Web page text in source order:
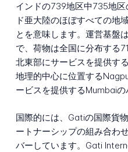
インドの739地区中735地
ド亜大陸のほぼすべての地
とを意味します。運営基盤
で、荷物は全国に分布する
北東部にサービスを提供す
地理的中心に位置する
ービスを提供するMumbaiの
国際的には、Gatiの国際貨
ートナーシップの組み合わ
バーしています。Gati